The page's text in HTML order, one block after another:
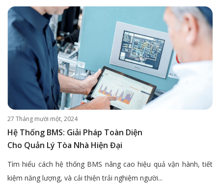
27 Tháng mười một, 2024
Hệ Thống BMS: Giải Pháp Toàn Diện
Cho Quản Lý Tòa Nhà Hiện Đại
Tìm hiểu cách hệ thống BMS nâng cao hiệu quả vận hành, tiết
kiệm năng lượng, và cải thiện trải nghiệm người...